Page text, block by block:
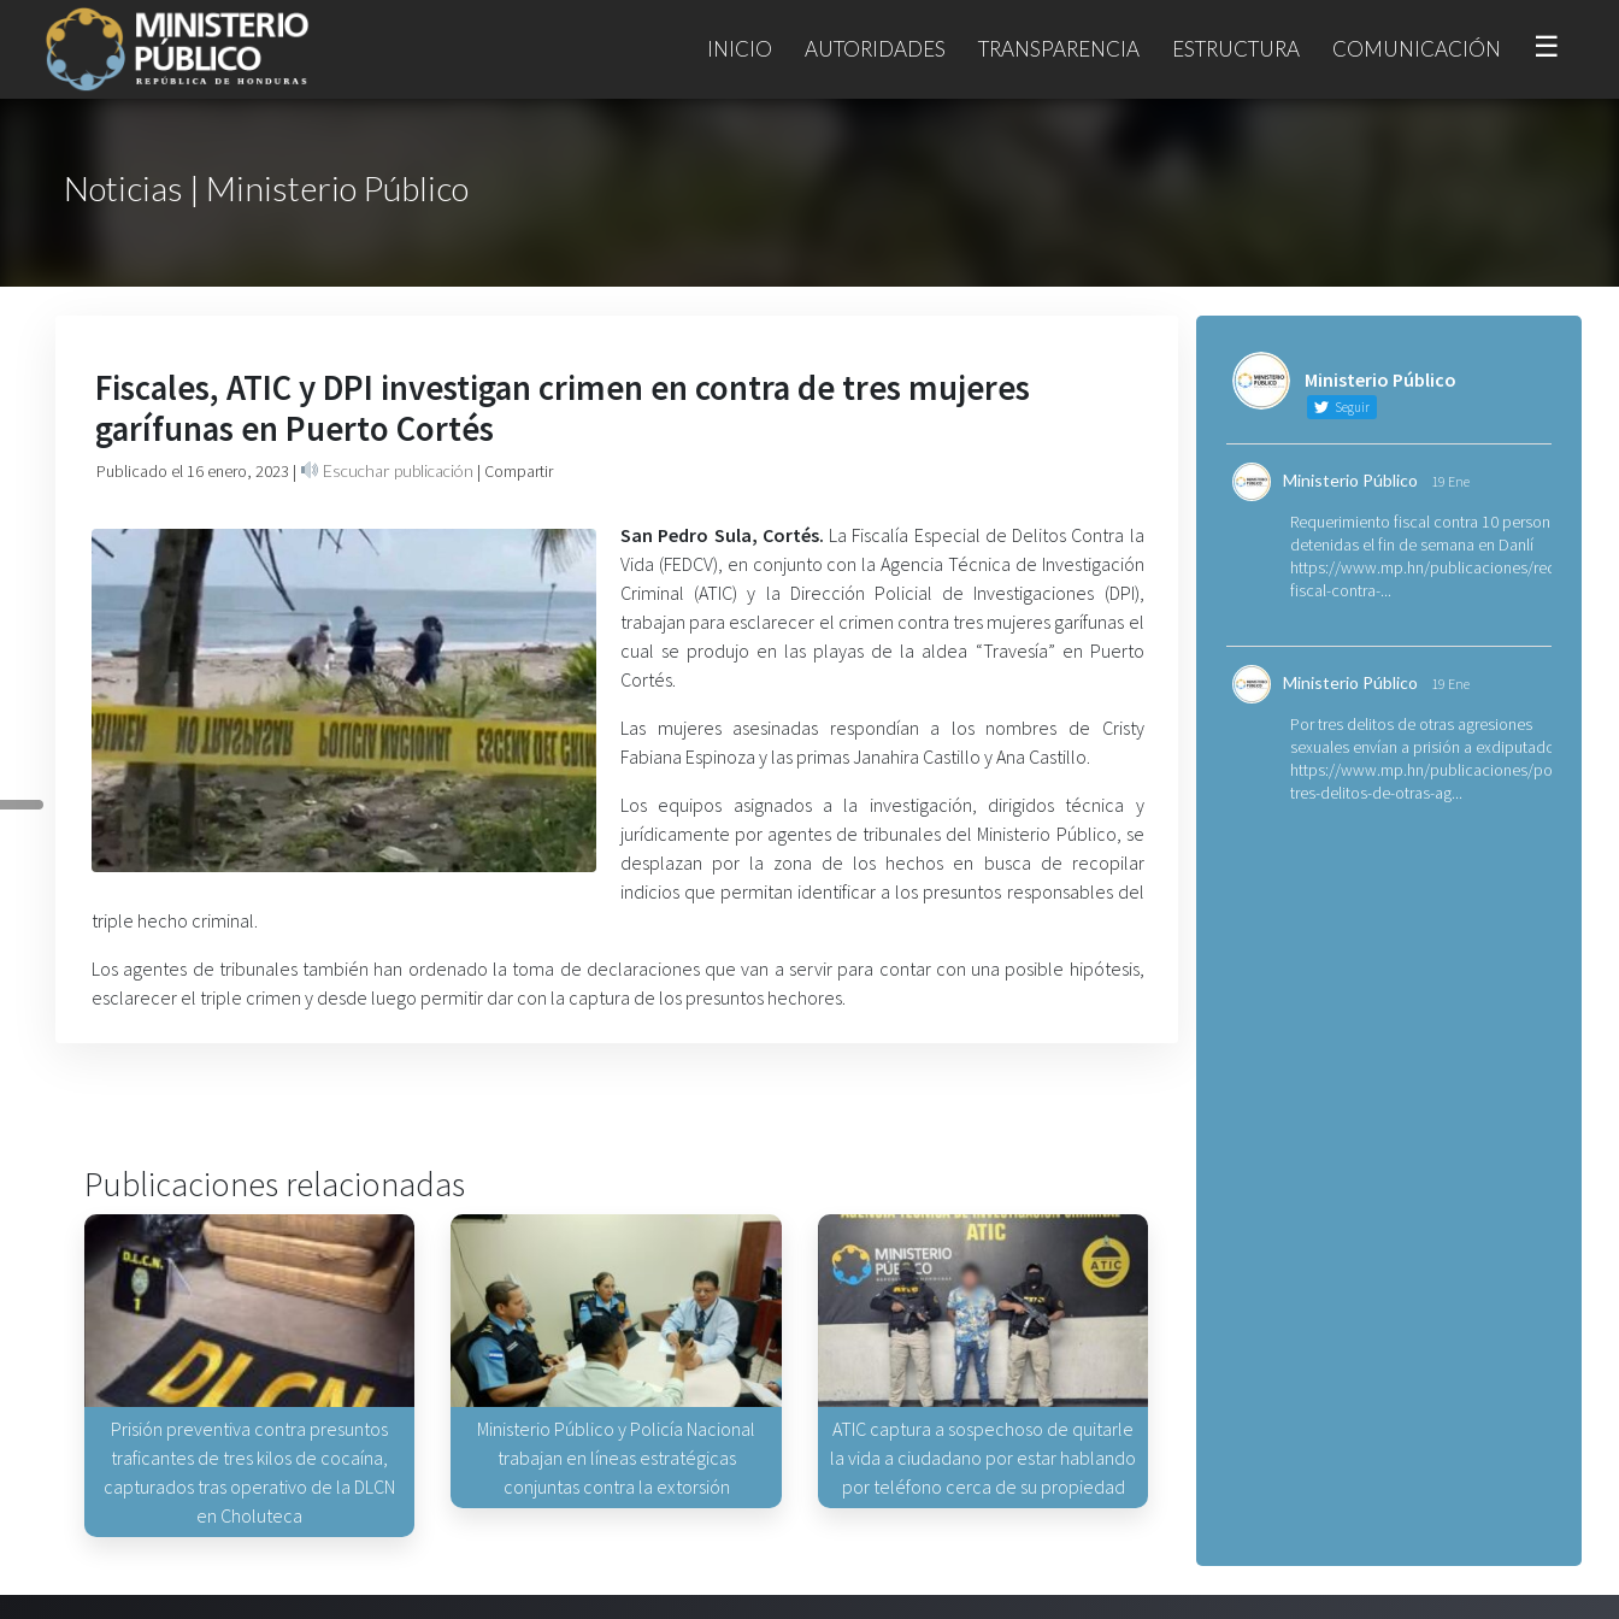
INICIO AUTORIDADES TRANSPARENCIA ESTRUCTURA COMUNICACIÓN ☰
Noticias | Ministerio Público
Fiscales, ATIC y DPI investigan crimen en contra de tres mujeres
garífunas en Puerto Cortés
Publicado el 16 enero, 2023 | Escuchar publicación | Compartir
San Pedro Sula, Cortés. La Fiscalía Especial de Delitos Contra la
Vida (FEDCV), en conjunto con la Agencia Técnica de Investigación
Criminal (ATIC) y la Dirección Policial de Investigaciones (DPI),
trabajan para esclarecer el crimen contra tres mujeres garífunas el
cual se produjo en las playas de la aldea “Travesía” en Puerto
Cortés.
Las mujeres asesinadas respondían a los nombres de Cristy
Fabiana Espinoza y las primas Janahira Castillo y Ana Castillo.
Los equipos asignados a la investigación, dirigidos técnica y
jurídicamente por agentes de tribunales del Ministerio Público, se
desplazan por la zona de los hechos en busca de recopilar
indicios que permitan identificar a los presuntos responsables del
triple hecho criminal.
Los agentes de tribunales también han ordenado la toma de declaraciones que van a servir para contar con una posible hipótesis,
esclarecer el triple crimen y desde luego permitir dar con la captura de los presuntos hechores.
Publicaciones relacionadas
Prisión preventiva contra presuntos
traficantes de tres kilos de cocaína,
capturados tras operativo de la DLCN
en Choluteca
Ministerio Público y Policía Nacional
trabajan en líneas estratégicas
conjuntas contra la extorsión
ATIC captura a sospechoso de quitarle
la vida a ciudadano por estar hablando
por teléfono cerca de su propiedad
Ministerio Público
Seguir
Ministerio Público 19 Ene
Requerimiento fiscal contra 10 personas
detenidas el fin de semana en Danlí
https://www.mp.hn/publicaciones/
fiscal-contra-...
Ministerio Público 19 Ene
Por tres delitos de otras agresiones
sexuales envían a prisión a exdiputado
https://www.mp.hn/publicaciones/por-
tres-delitos-de-otras-ag...